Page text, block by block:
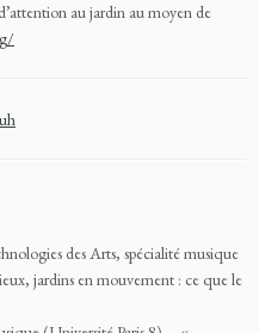
au jardin au moyen de
des Arts, spécialité musique
jardins en mouvement : ce que le